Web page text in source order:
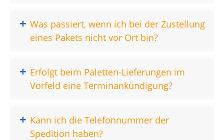
+ Was passiert, wenn ich bei der Zustellung
eines Pakets nicht vor Ort bin?
+ Erfolgt beim Paletten-Lieferungen im
Vorfeld eine Terminankündigung?
+ Kann ich die Telefonnummer der
Spedition haben?